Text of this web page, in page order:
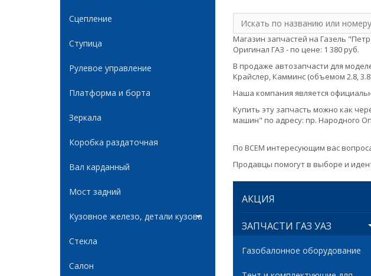
Сцепление
Ступица
Рулевое управление
Платформа и борта
Зеркала
Коробка раздаточная
Вал карданный
Мост задний
Кузовное железо, детали кузова
Стекла
Салон
Магазин запчастей на Газель
Оригинал ГАЗ - по цене: 1 380 руб.
В продаже автозапчасти для
Крайслер, Камминс (объемом 2.8,
Наша компания является
Купить эту запчасть можно как
машин" по адресу: пр. Народного
По ВСЕМ интересующим вас
Продавцы помогут в выборе и
АКЦИЯ
ЗАПЧАСТИ ГАЗ УАЗ
Газобалонное оборудование